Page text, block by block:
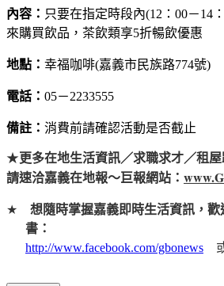
內容： 只要在指定時段內(12：00－14
來購買飲品，茶飲類享5折暢飲優惠
地點： 幸福咖啡(嘉義市民族路774號)
電話： 05－2233555
備註： 消費前請確認活動是否截止
★更多在地生活資訊／求職求才／租屋
請速洽嘉義在地報～巨報網站：
★
想隨時掌握嘉義即時生活資訊，
書：
http://www.facebook.com/gbonews